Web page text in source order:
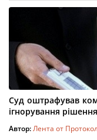
Суд оштрафував
ігнорування
Автор:Лента от